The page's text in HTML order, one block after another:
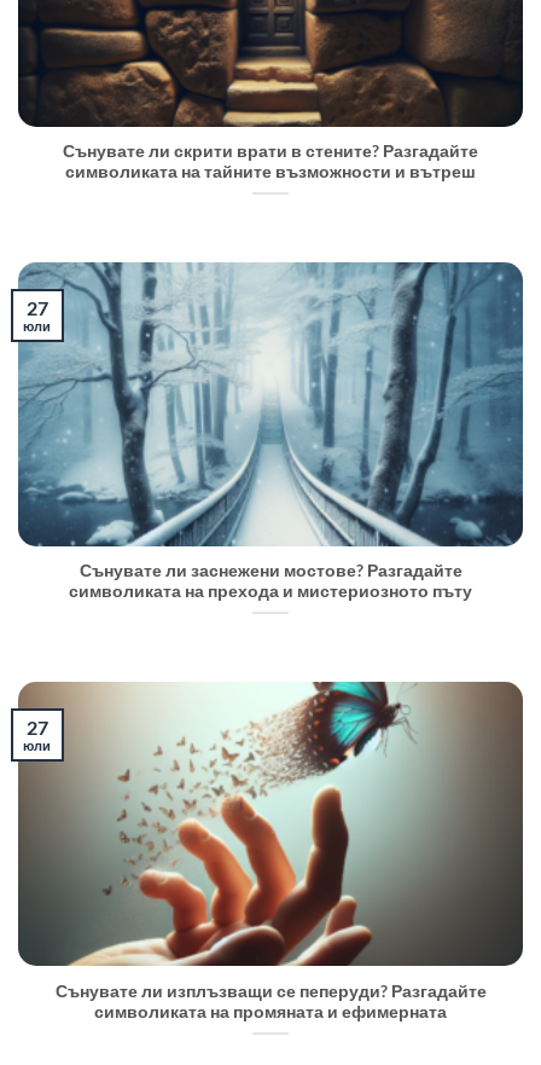
Сънувате ли скрити врати в стените? Разгадайте
символиката на тайните възможности и вътреш
Сънувате ли заснежени мостове? Разгадайте
символиката на прехода и мистериозното пъту
27
юли
Сънувате ли изплъзващи се пеперуди? Разгадайте
символиката на промяната и ефимерната
27
юли